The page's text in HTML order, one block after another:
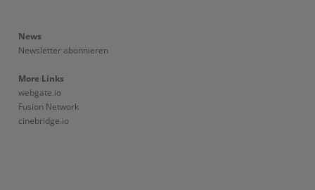
News
Newsletter abonnieren
More Links
webgate.io
Fusion Network
cinebridge.io